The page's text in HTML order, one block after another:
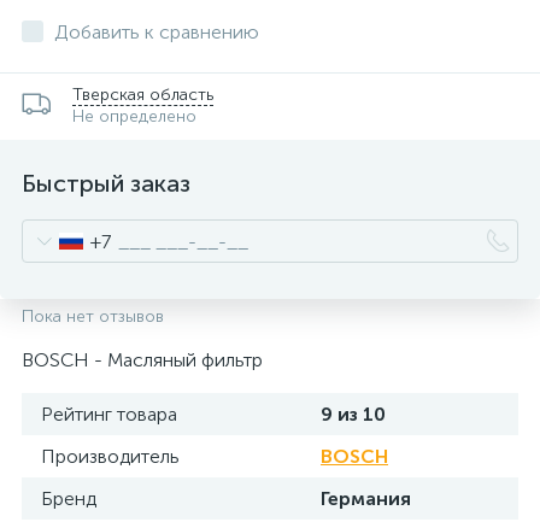
Добавить к сравнению
Тверская область
Не определено
Быстрый заказ
+7
Пока нет отзывов
BOSCH - Масляный фильтр
Рейтинг товара
9 из 10
Производитель
BOSCH
Бренд
Германия